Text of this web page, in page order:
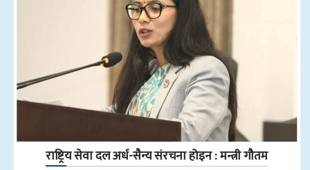
राष्ट्रिय सेवा दल अर्ध-सैन्य संरचना होइन : मन्त्री गौतम